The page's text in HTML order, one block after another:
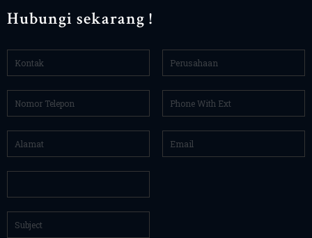
Hubungi sekarang !